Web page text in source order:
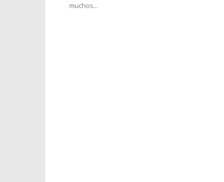
muchos...